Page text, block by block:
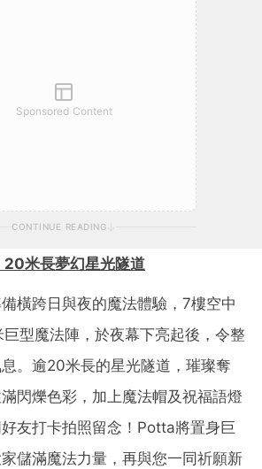
Sponsored Content
CONTINUE READING
20米長夢幻星光隧道
橫跨日與夜的魔法體驗，7樓空中
型魔法陣，於夜幕下亮起後，令整
。逾20米長的星光隧道，璀璨奪
閃爍色彩，加上魔法帽及祝福語燈
友打卡拍照留念！Potta將置身巨
儲滿魔法力量，再與您一同祈願新